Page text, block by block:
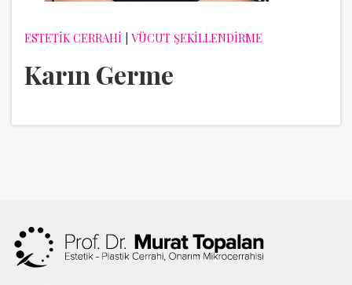
ESTETİK CERRAHİ | VÜCUT ŞEKİLLENDİRME
Karın Germe